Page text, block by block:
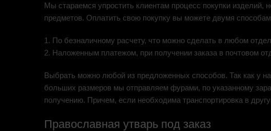
Мы стараемся упростить клиентам процесс покупки
предметов. Оплатить свою покупку вы можете двумя
1. По безналичному расчету, что можно сделать в любом
2. Наложенным платежом, при получении заказа в почтовом
Выбрать можно любой из предложенных способов. Так как у
больших размеров мы отправляем фурами, по указанному
получению. Причем, если необходима транспортировка в
Православная утварь под заказ